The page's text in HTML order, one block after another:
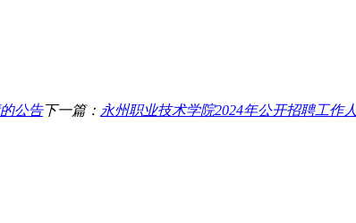
公告下一篇： 永州职业技术学院2024年公开招聘工作